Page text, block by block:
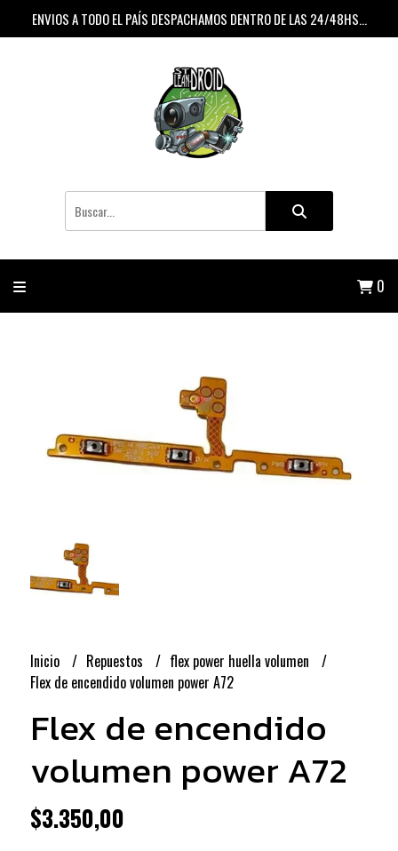
ENVIOS A TODO EL PAÍS DESPACHAMOS DENTRO DE LAS 24/48HS...
0
Inicio Repuestos
flex power huella volumen
Flex de encendido volumen power A72
Flex de encendido
volumen power A72
$3.350,00